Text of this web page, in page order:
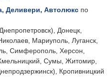
Деливери, Автолюкс по
Донецк,
Мариуполь, Луганск,
Симферополь, Херсон,
Сумы, Житомир,
Кропивницкий